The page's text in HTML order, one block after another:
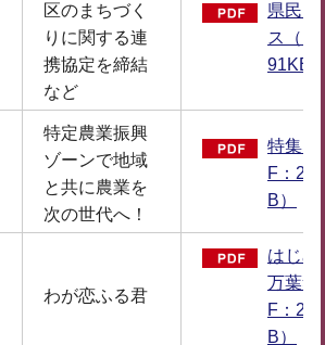
区のまちづく
りに関する連
携協定を締結
など
県民ニ
ス（
91KB
特定農業振興
ゾーンで地域
と共に農業を
次の世代へ！
特集（
F：
B）
わが恋ふる君
はじめ
万葉集
F：
B）